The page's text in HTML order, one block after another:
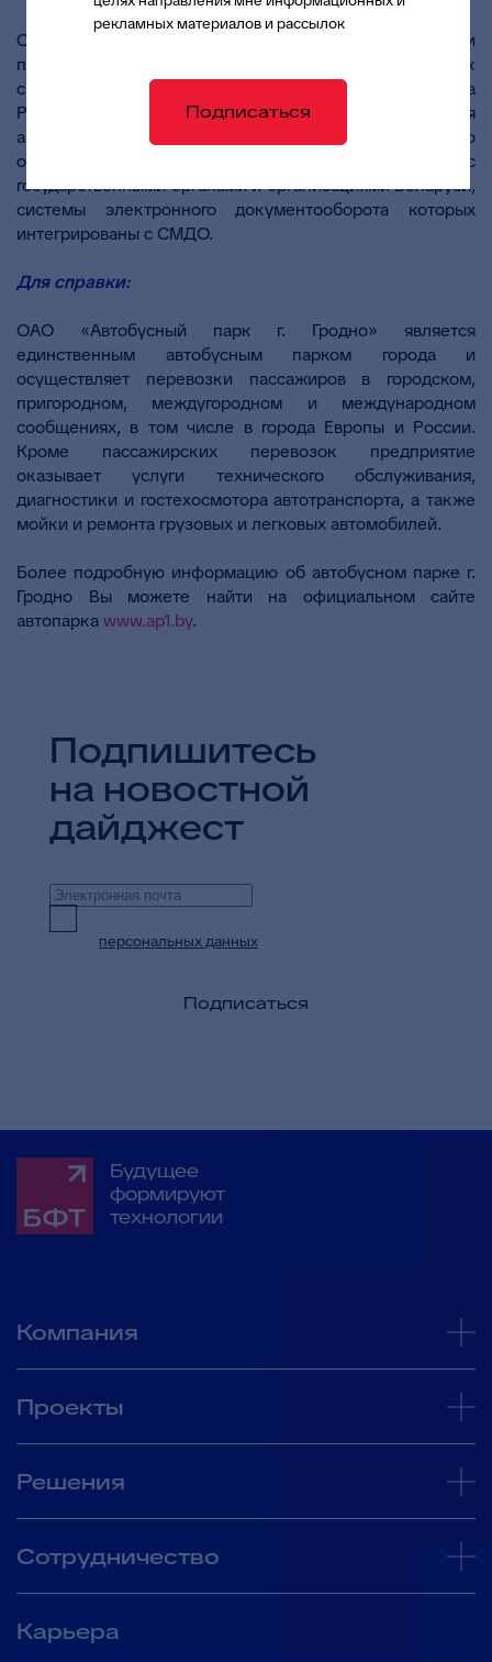
повысилось качество нашей работы»
Стоит также отметить, что в рамках реализации
проекта автобусный парк г. Гродно подключен к
системе межведомственного документооборота
Республики Беларусь (СМДО). Теперь администрация
автобусного парка имеет возможность оперативно
обмениваться электронными документами с
государственными органами и организациями Беларуси,
системы электронного документооборота которых
интегрированы с СМДО.
Для справки:
ОАО «Автобусный парк г. Гродно» является
единственным автобусным парком города и
осуществляет перевозки пассажиров в городском,
пригородном, междугородном и международном
сообщениях, в том числе в города Европы и России.
Кроме пассажирских перевозок предприятие
оказывает услуги технического обслуживания,
диагностики и гостехосмотора автотранспорта, а также
мойки и ремонта грузовых и легковых автомобилей.
Более подробную информацию об автобусном парке г.
Гродно Вы можете найти на официальном сайте
автопаркаwww.ap1.by.
Подпишитесь
на новостной
дайджест
персональных данных
Подписаться
Будущее
формируют
технологии
Компания
Проекты
Решения
Сотрудничество
Карьера
рекламных материалов и рассылок
Подписаться